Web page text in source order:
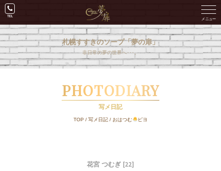
札幌すすきのソープ「夢の扉」
非日常の夢の世界へ･･･。
PHOTODIARY
写メ日記
TOP / 写メ日記/ おはつむ ピヨ
花宮 つむぎ [22]